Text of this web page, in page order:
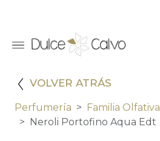
VOLVER ATRÁS
Perfumería Familia Olfativa
Neroli Portofino Aqua Edt